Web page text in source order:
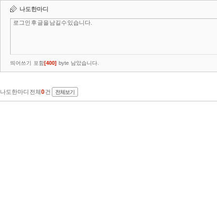
나도한마디
띄어쓰기 포함[400] byte 남았습니다.
나도한마디 전체 0건 전체보기